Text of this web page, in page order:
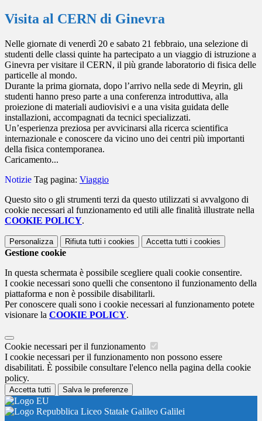
Visita al CERN di Ginevra
Nelle giornate di venerdì 20 e sabato 21 febbraio, una selezione di
studenti delle classi quinte ha partecipato a un viaggio di istruzione a
Ginevra per visitare il CERN, il più grande laboratorio di fisica delle
particelle al mondo.
Durante la prima giornata, dopo l’arrivo nella sede di Meyrin, gli
studenti hanno preso parte a una conferenza introduttiva, alla
proiezione di materiali audiovisivi e a una visita guidata delle
installazioni, accompagnati da tecnici specializzati.
Un’esperienza preziosa per avvicinarsi alla ricerca scientifica
internazionale e conoscere da vicino uno dei centri più importanti
della fisica contemporanea.
Caricamento...
Notizie Tag pagina: Viaggio
Questo sito o gli strumenti terzi da questo utilizzati si avvalgono di
cookie necessari al funzionamento ed utili alle finalità illustrate nella
COOKIE POLICY.
Personalizza Rifiuta tutti i cookies Accetta tutti i cookies
Gestione cookie
In questa schermata è possibile scegliere quali cookie consentire.
I cookie necessari sono quelli che consentono il funzionamento della
piattaforma e non è possibile disabilitarli.
Per conoscere quali sono i cookie necessari al funzionamento potete
visionare la COOKIE POLICY.
Cookie necessari per il funzionamento
I cookie necessari per il funzionamento non possono essere
disabilitati. È possibile consultare l'elenco nella pagina della cookie
policy.
Accetta tutti Salva le preferenze
Liceo Statale Galileo Galilei